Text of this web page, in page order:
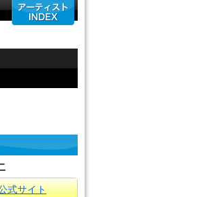
式サイト